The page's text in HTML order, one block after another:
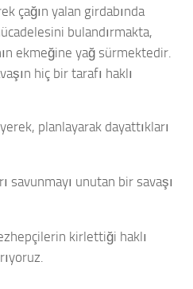
çağın yalan girdabında
bulandırmakta,
ekmeğine yağ sürmektedir.
hiç bir tarafı haklı
planlayarak dayattıkları
savunmayı unutan bir savaşı
kirlettiği haklı